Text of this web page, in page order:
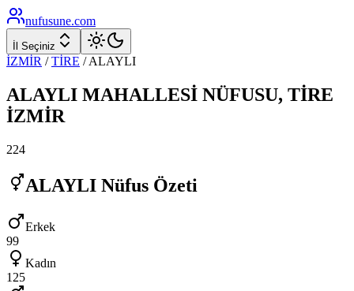
nufusune.com
İl Seçiniz
İZMİR / TİRE /ALAYLI
ALAYLI MAHALLESİ NÜFUSU, TİRE
İZMİR
224
ALAYLI Nüfus Özeti
Erkek
99
Kadın
125